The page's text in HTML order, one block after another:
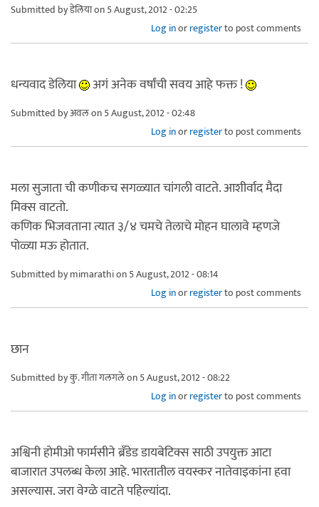
Submitted byडेलियाon 5 August, 2012 - 02:25
Log inorregisterto post comments
धन्यवाद डेलिया अगं अनेक वर्षांची सवय आहे फक्त !
Submitted byअवलon 5 August, 2012 - 02:48
Log inorregisterto post comments
मला सुजाता ची कणीकच सगळ्यात चांगली वाटते. आशीर्वाद मैदा
मिक्स वाटतो.
कणिक भिजवताना त्यात ३/४ चमचे तेलाचे मोहन घालावे म्हणजे
पोळ्या मऊ होतात.
Submitted bymimarathion 5 August, 2012 - 08:14
Log inorregisterto post comments
छान
Submitted byकु. गीता गलगलेon 5 August, 2012 - 08:22
Log inorregisterto post comments
अश्विनी होमीओ फार्मसीने ब्रँडेड डायबेटिक्स साठी उपयुक्त आटा
बाजारात उपलब्ध केला आहे. भारतातील वयस्कर नातेवाइकांना हवा
असल्यास. जरा वेग्ळे वाटते पहिल्यांदा.